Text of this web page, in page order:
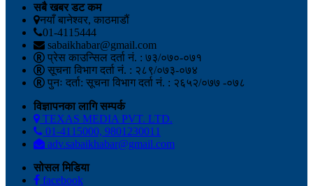
सबै खबर डट कम
नयाँ बानेश्वर, काठमाडौं
01-4115444
sabaikhabar@gmail.com
प्रेस काउन्सिल दर्ता नं. : ७३/०७०-०७१
सूचना विभाग दर्ता नं. : २८९/०७३-०७४
पुनः दर्ता: सूचना विभाग दर्ता नं. : २६५२/०७७ -०७८
विज्ञापनका लागि सम्पर्क
TEXAS MEDIA PVT. LTD.
01-4115000, 9801230011
adv.sabaikhabar@gmail.com
सोसल मिडिया
facebook